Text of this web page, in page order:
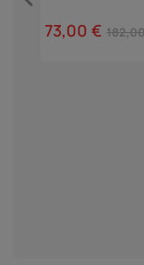
73,00 €